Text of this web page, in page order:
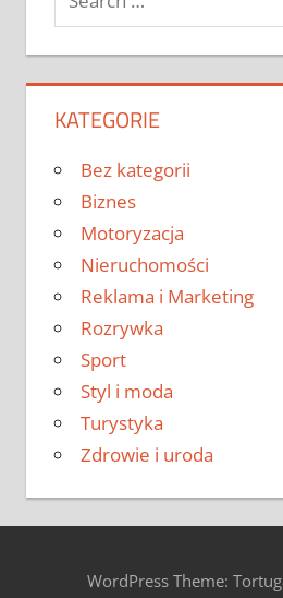
KATEGORIE
Bez kategorii
Biznes
Motoryzacja
Nieruchomości
Reklama i Marketing
Rozrywka
Sport
Styl i moda
Turystyka
Zdrowie i uroda
WordPress Theme: